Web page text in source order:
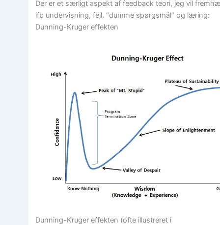
Der er et særligt aspekt af feedback teori, jeg vil
ifb undervisning, fejl, “dumme spørgsmål” og læring:
Dunning-Kruger effekten
Dunning-Kruger effekten (ofte illustreret i